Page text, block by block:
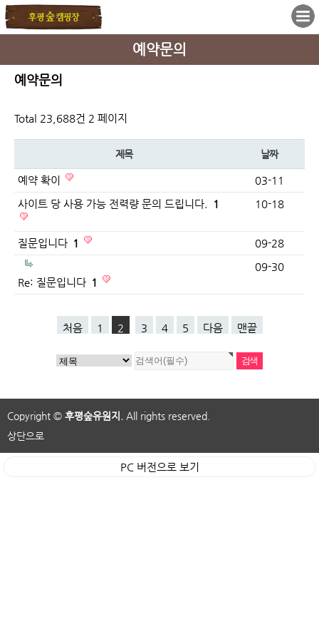
예약문의
예약문의
Total 23,688건 2 페이지
제목 날짜
예약 확이
03-11
사이트 당 사용 가능 전력량 문의 드립니다.
1 10-18
질문입니다 1 09-28
Re: 질문입니다 1
09-30
처음 1 2 3 4 5 다음 맨끝
Copyright © 후평숲유원지.
All rights reserved.
상단으로
PC 버전으로 보기